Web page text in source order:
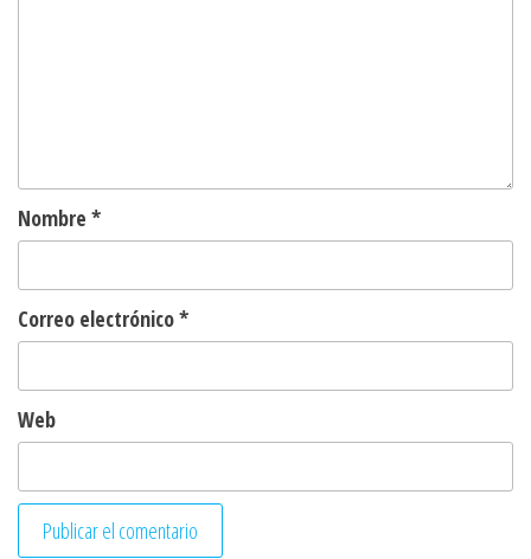
Nombre *
Correo electrónico*
Web